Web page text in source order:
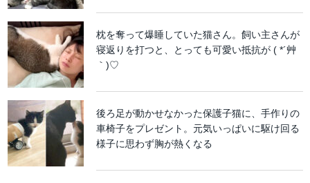
枕を奪って爆睡していた猫さん。飼い主さんが
寝返りを打つと、とっても可愛い抵抗が ( *´艸
｀)♡
後ろ足が動かせなかった保護子猫に、手作りの
車椅子をプレゼント。元気いっぱいに駆け回る
様子に思わず胸が熱くなる